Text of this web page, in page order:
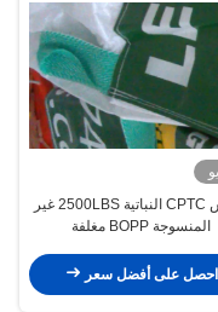
أكياس CPTC النباتية 2500LBS غير
المنسوجة BOPP مغلفة
احصل على أفضل سعر